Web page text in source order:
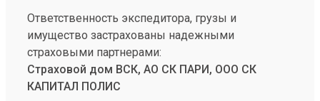
Ответственность экспедитора, грузы и
имущество застрахованы надежными
страховыми партнерами:
Страховой дом ВСК, АО СК ПАРИ, ООО СК
КАПИТАЛ ПОЛИС